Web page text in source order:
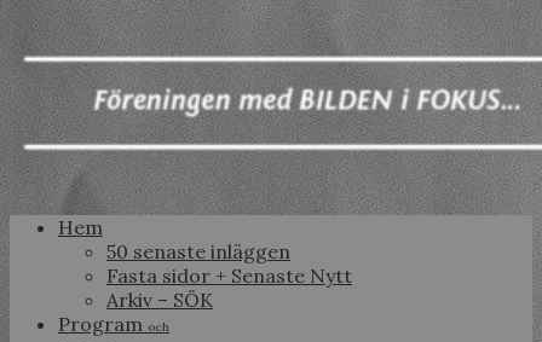
Hem
50 senaste inläggen
Fasta sidor + Senaste Nytt
Arkiv – SÖK
Program och